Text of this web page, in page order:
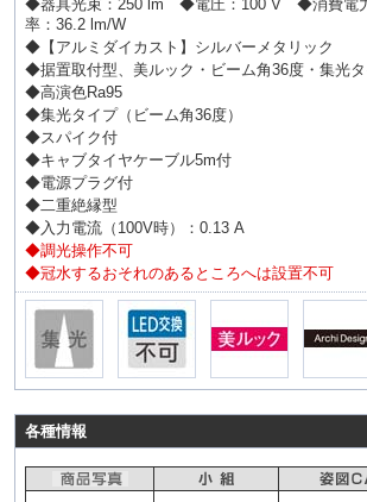
◆器具光束：250 lm ◆電圧：100 V ◆消費電
率：36.2 lm/W
◆【アルミダイカスト】シルバーメタリック
◆据置取付型、美ルック・ビーム角36度・集光
◆高演色Ra95
◆集光タイプ（ビーム角36度）
◆スパイク付
◆キャブタイヤケーブル5m付
◆電源プラグ付
◆二重絶縁型
◆入力電流（100V時）：0.13 A
◆調光操作不可
◆冠水するおそれのあるところへは設置不可
各種情報